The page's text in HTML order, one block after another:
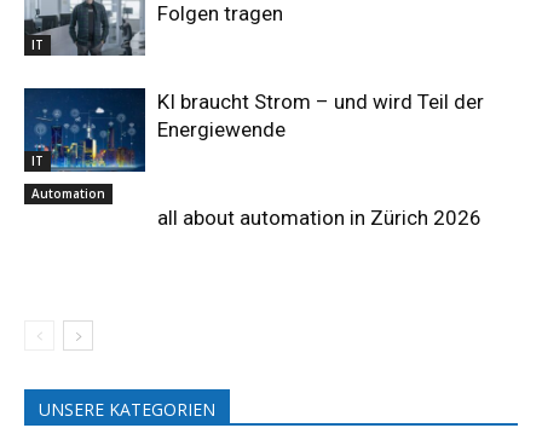
IT
Folgen tragen
IT
KI braucht Strom – und wird Teil der
Energiewende
Automation
all about automation in Zürich 2026
UNSERE KATEGORIEN